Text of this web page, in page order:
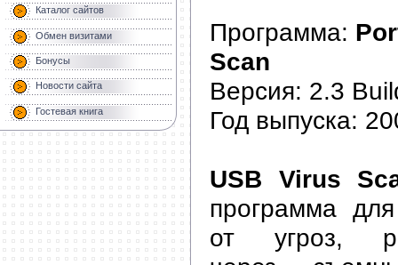
Каталог сайтов
Обмен визитами
Бонусы
Новости сайта
Гостевая книга
Программа:
Scan
Версия: 2.3
Год выпуска:
USB Virus
программа
от угроз,